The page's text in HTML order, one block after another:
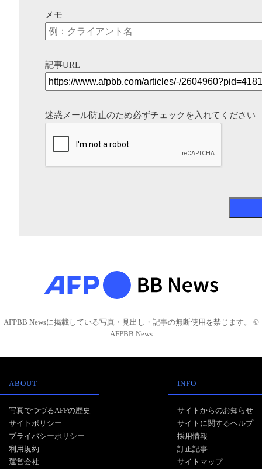
メモ
記事URL
迷惑メール防止のため必ずチェックを入れてください
AFPBB Newsに掲載している写真・見出し・記事の無断使用を禁じます。 ©
AFPBB News
ABOUT
写真でつづるAFPの歴史
サイトポリシー
プライバシーポリシー
利用規約
運営会社
INFO
サイトからのお知らせ
サイトに関するヘルプ
採用情報
訂正記事
サイトマップ